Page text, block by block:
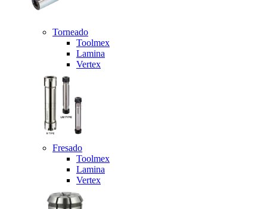
Torneado
Toolmex
Lamina
Vertex
Fresado
Toolmex
Lamina
Vertex